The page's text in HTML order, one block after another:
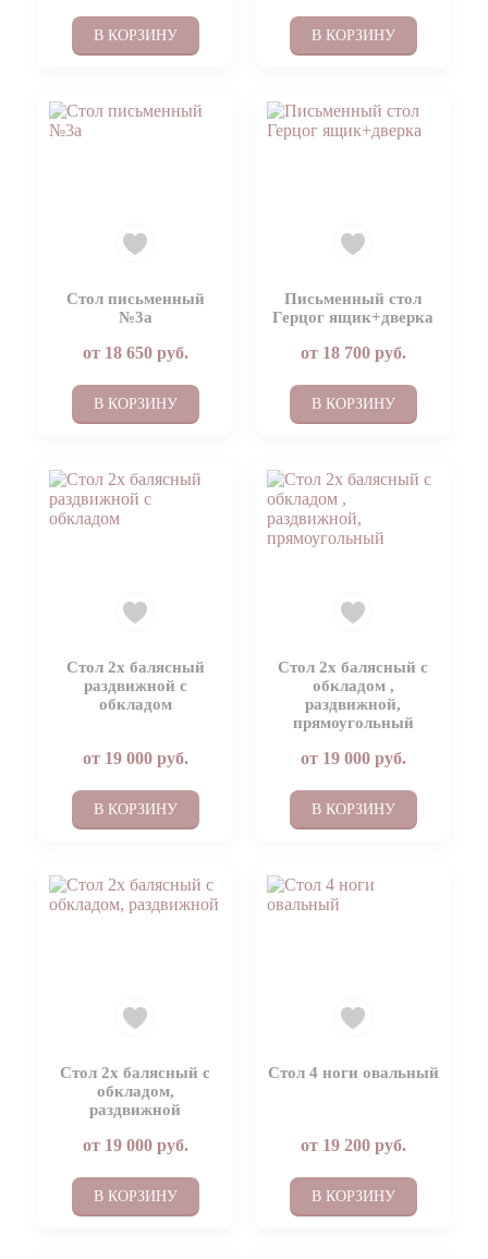
В КОРЗИНУ В КОРЗИНУ
Стол письменный
№3а
от 18 650руб.
В КОРЗИНУ
Письменный стол
Герцог ящик+дверка
от 18 700руб.
В КОРЗИНУ
Стол 2х балясный
раздвижной с
обкладом
от 19 000руб.
В КОРЗИНУ
Стол 2х балясный с
обкладом ,
раздвижной,
прямоугольный
от 19 000руб.
В КОРЗИНУ
Стол 2х балясный с
обкладом,
раздвижной
от 19 000руб.
В КОРЗИНУ
Стол 4 ноги овальный
от 19 200руб.
В КОРЗИНУ